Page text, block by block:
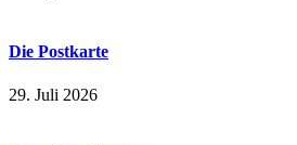
Die Postkarte
29. Juli 2026